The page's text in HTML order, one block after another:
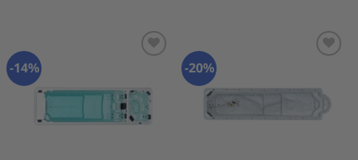
-14%
liste
d’envies
-20%
liste
d’envies